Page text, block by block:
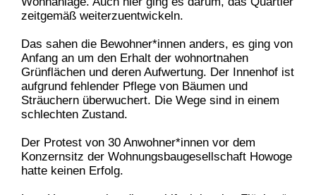
zeitgemäß weiterzuentwickeln.
Das sahen die Bewohner*innen anders, es ging von
Anfang an um den Erhalt der wohnortnahen
Grünflächen und deren Aufwertung. Der Innenhof ist
aufgrund fehlender Pflege von Bäumen und
Sträuchern überwuchert. Die Wege sind in einem
schlechten Zustand.
Der Protest von 30 Anwohner*innen vor dem
Konzernsitz der Wohnungsbaugesellschaft Howoge
hatte keinen Erfolg.